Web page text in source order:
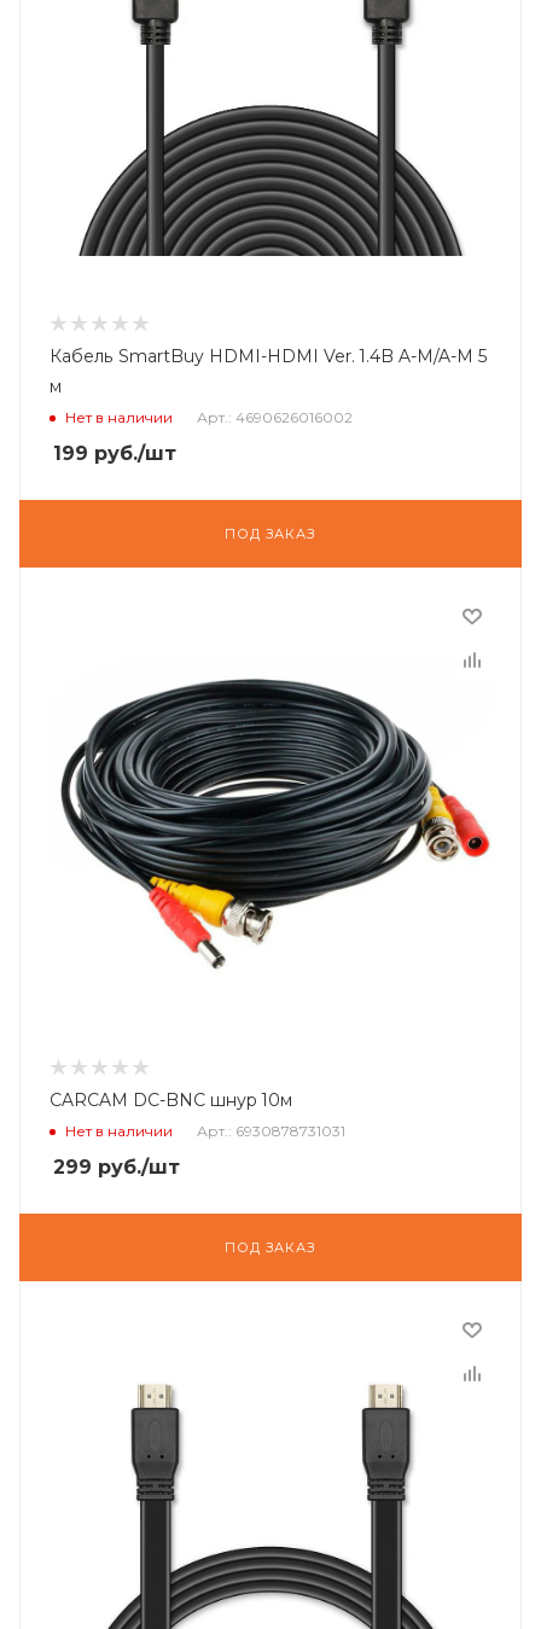
Кабель SmartBuy HDMI-HDMI Ver. 1.4B A-M/A-M 5
м
Нет в наличии Арт.: 4690626016002
199 руб./шт
ПОД ЗАКАЗ
CARCAM DC-BNC шнур 10м
Нет в наличии Арт.: 6930878731031
299 руб./шт
ПОД ЗАКАЗ